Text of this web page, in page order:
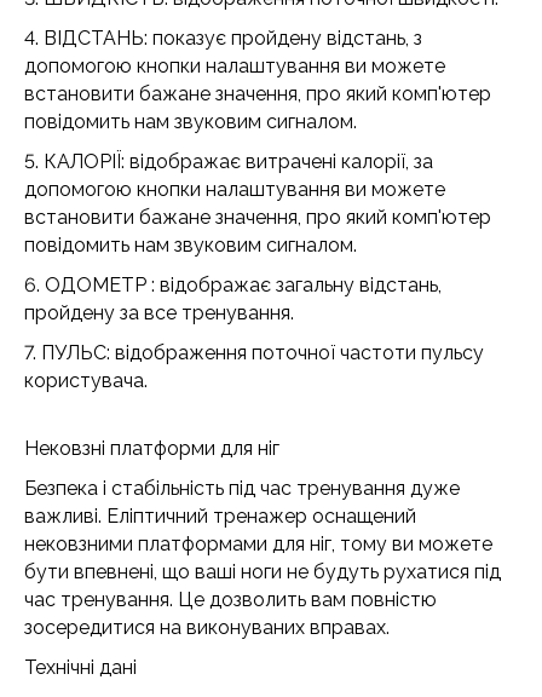
4. ВІДСТАНЬ: показує пройдену відстань, з
допомогою кнопки налаштування ви можете
встановити бажане значення, про який комп'ютер
повідомить нам звуковим сигналом.
5. КАЛОРІЇ: відображає витрачені калорії, за
допомогою кнопки налаштування ви можете
встановити бажане значення, про який комп'ютер
повідомить нам звуковим сигналом.
6. ОДОМЕТР : відображає загальну відстань,
пройдену за все тренування.
7. ПУЛЬС: відображення поточної частоти пульсу
користувача.
Нековзні платформи для ніг
Безпека і стабільність під час тренування дуже
важливі. Еліптичний тренажер оснащений
нековзними платформами для ніг, тому ви можете
бути впевнені, що ваші ноги не будуть рухатися під
час тренування. Це дозволить вам повністю
зосередитися на виконуваних вправах.
Технічні дані